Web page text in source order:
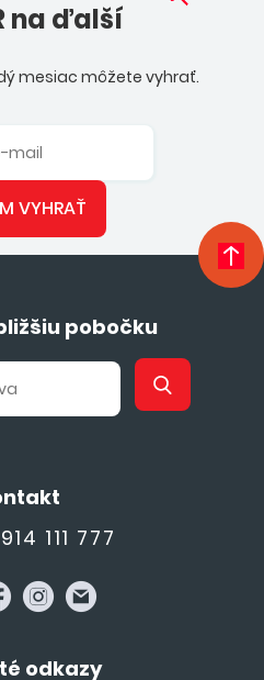
na ďalší
mesiac môžete vyhrať.
VYHRAŤ
pobočku
111 777
odkazy